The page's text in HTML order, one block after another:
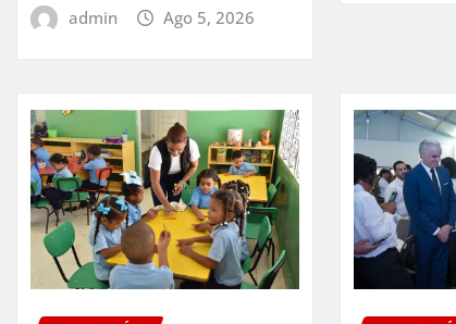
admin Ago 5, 2026